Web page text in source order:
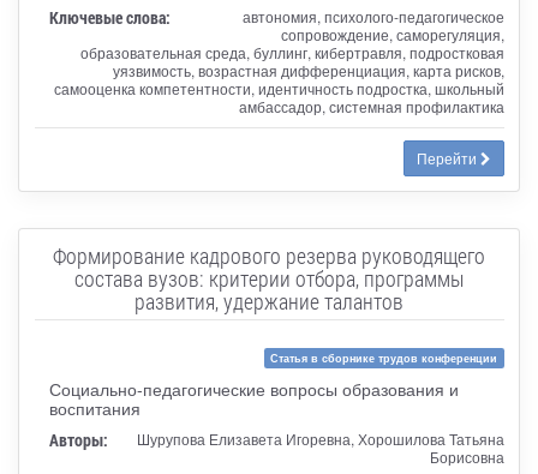
Ключевые слова:
автономия, психолого-педагогическое
сопровождение, саморегуляция,
образовательная среда, буллинг, кибертравля, подростковая
уязвимость, возрастная дифференциация, карта рисков,
самооценка компетентности, идентичность подростка, школьный
амбассадор, системная профилактика
Перейти
Формирование кадрового резерва руководящего
состава вузов: критерии отбора, программы
развития, удержание талантов
Статья в сборнике трудов конференции
Социально-педагогические вопросы образования и
воспитания
Авторы:
Шурупова Елизавета Игоревна, Хорошилова Татьяна
Борисовна